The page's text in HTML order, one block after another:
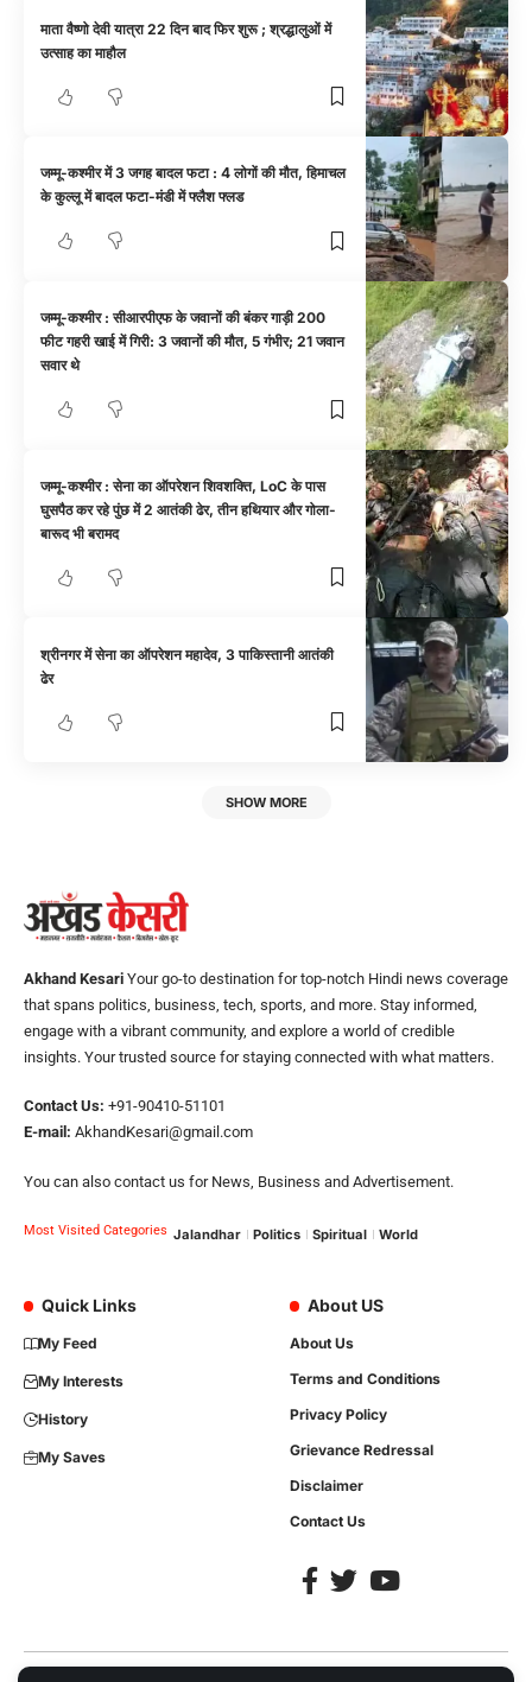
माता वैष्णो देवी यात्रा 22 दिन बाद फिर शुरू ; श्रद्धालुओं में
उत्साह का माहौल
जम्मू-कश्मीर में 3 जगह बादल फटा : 4 लोगों की मौत, हिमाचल
के कुल्लू में बादल फटा-मंडी में फ्लैश फ्लड
जम्मू-कश्मीर : सीआरपीएफ के जवानों की बंकर गाड़ी 200
फीट गहरी खाई में गिरी: 3 जवानों की मौत, 5 गंभीर; 21 जवान
सवार थे
जम्मू-कश्मीर : सेना का ऑपरेशन शिवशक्ति, LoC के पास
घुसपैठ कर रहे पुंछ में 2 आतंकी ढेर, तीन हथियार और गोला-
बारूद भी बरामद
श्रीनगर में सेना का ऑपरेशन महादेव, 3 पाकिस्तानी आतंकी
ढेर
SHOW MORE
Akhand Kesari Your go-to destination for top-notch Hindi news coverage
that spans politics, business, tech, sports, and more. Stay informed,
engage with a vibrant community, and explore a world of credible
insights. Your trusted source for staying connected with what matters.
Contact Us: +91-90410-51101
E-mail: AkhandKesari@gmail.com
You can also contact us for News, Business and Advertisement.
Most Visited Categories Jalandhar Politics Spiritual World
Quick Links
My Feed
My Interests
History
My Saves
About US
About Us
Terms and Conditions
Privacy Policy
Grievance Redressal
Disclaimer
Contact Us